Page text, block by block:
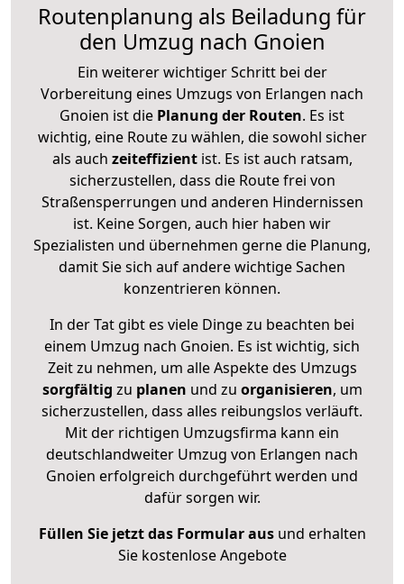
Routenplanung als Beiladung für
den Umzug nach Gnoien
Ein weiterer wichtiger Schritt bei der
Vorbereitung eines Umzugs von Erlangen nach
Gnoien ist die Planung der Routen. Es ist
wichtig, eine Route zu wählen, die sowohl sicher
als auch zeiteffizientist. Es ist auch ratsam,
sicherzustellen, dass die Route frei von
Straßensperrungen und anderen Hindernissen
ist. Keine Sorgen, auch hier haben wir
Spezialisten und übernehmen gerne die Planung,
damit Sie sich auf andere wichtige Sachen
konzentrieren können.
In der Tat gibt es viele Dinge zu beachten bei
einem Umzug nach Gnoien. Es ist wichtig, sich
Zeit zu nehmen, um alle Aspekte des Umzugs
sorgfältig zu planen und zu organisieren, um
sicherzustellen, dass alles reibungslos verläuft.
Mit der richtigen Umzugsfirma kann ein
deutschlandweiter Umzug von Erlangen nach
Gnoien erfolgreich durchgeführt werden und
dafür sorgen wir.
Füllen Sie jetzt das Formular ausund erhalten
Sie kostenlose Angebote